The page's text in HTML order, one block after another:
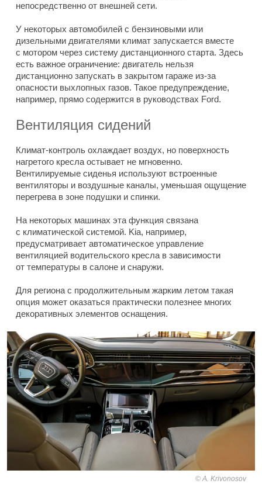
непосредственно от внешней сети.
У некоторых автомобилей с бензиновыми или
дизельными двигателями климат запускается вместе
с мотором через систему дистанционного старта. Здесь
есть важное ограничение: двигатель нельзя
дистанционно запускать в закрытом гараже из-за
опасности выхлопных газов. Такое предупреждение,
например, прямо содержится в руководствах Ford.
Вентиляция сидений
Климат-контроль охлаждает воздух, но поверхность
нагретого кресла остывает не мгновенно.
Вентилируемые сиденья используют встроенные
вентиляторы и воздушные каналы, уменьшая ощущение
перегрева в зоне подушки и спинки.
На некоторых машинах эта функция связана
с климатической системой. Kia, например,
предусматривает автоматическое управление
вентиляцией водительского кресла в зависимости
от температуры в салоне и снаружи.
Для региона с продолжительным жарким летом такая
опция может оказаться практически полезнее многих
декоративных элементов оснащения.
A. Krivonosov